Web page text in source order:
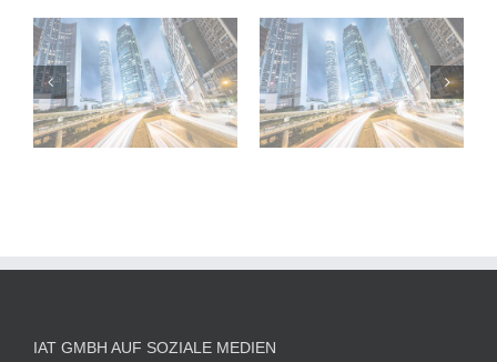
ARIO-Klinik, Wien –
ARGE Porr/Pittel
KIKULA
Kinderkunstlabor, St.
Pölten – Firma Porr
IAT GMBH AUF SOZIALE MEDIEN